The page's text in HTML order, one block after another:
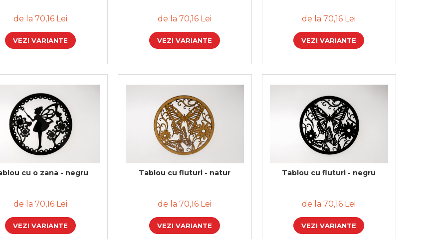
de la 70,16 Lei
VEZI VARIANTE
de la 70,16 Lei
VEZI VARIANTE
de la 70,16 Lei
VEZI VARIANTE
cu o zana - negru
de la 70,16 Lei
VEZI VARIANTE
Tablou cu fluturi - natur
de la 70,16 Lei
VEZI VARIANTE
Tablou cu fluturi - negru
de la 70,16 Lei
VEZI VARIANTE